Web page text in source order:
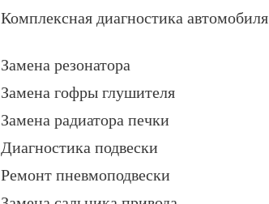
Комплексная диагностика автомобиля
Замена резонатора
Замена гофры глушителя
Замена радиатора печки
Диагностика подвески
Ремонт пневмоподвески